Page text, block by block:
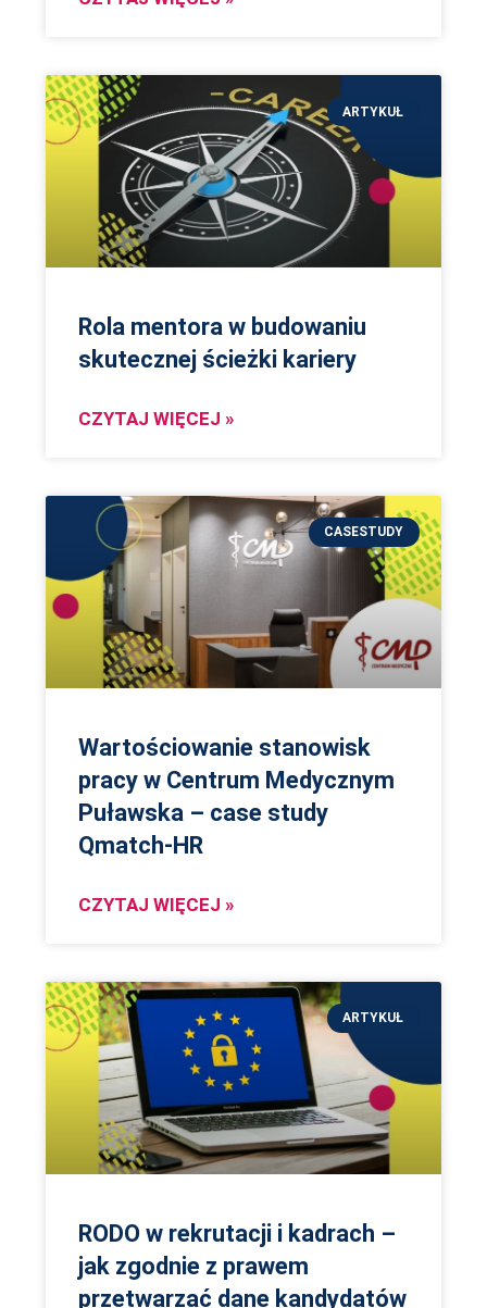
ARTYKUŁ
Rola mentora w budowaniu
skutecznej ścieżki kariery
CZYTAJ WIĘCEJ »
CASESTUDY
Wartościowanie stanowisk
pracy w Centrum Medycznym
Puławska – case study
Qmatch-HR
CZYTAJ WIĘCEJ »
ARTYKUŁ
RODO w rekrutacji i kadrach –
jak zgodnie z prawem
przetwarzać dane kandydatów